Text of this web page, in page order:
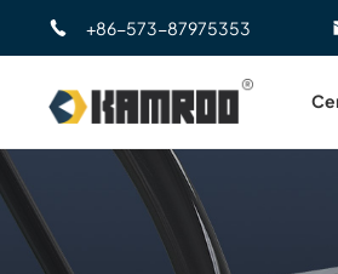
+86-573-87975353